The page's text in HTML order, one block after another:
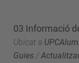
03 Informació
Ubicat a
Guies /